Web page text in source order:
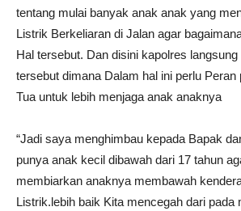
tentang mulai banyak anak anak yang
Listrik Berkeliaran di Jalan agar
Hal tersebut. Dan disini kapolres
tersebut dimana Dalam hal ini perlu Peran
Tua untuk lebih menjaga anak anaknya
“Jadi saya menghimbau kepada Bapak
punya anak kecil dibawah dari 17 tahun
membiarkan anaknya membawah
Listrik.lebih baik Kita mencegah dari pada